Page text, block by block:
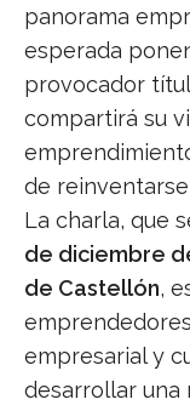
panorama
esperada
provocador
compartirá su
de
La charla, que
de diciembre
de Castellón,
empresarial y
desarrollar una